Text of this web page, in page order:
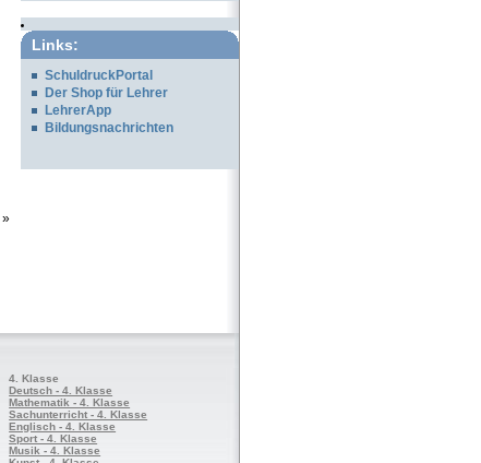
»
Links:
SchuldruckPortal
Der Shop für Lehrer
LehrerApp
Bildungsnachrichten
4. Klasse
Deutsch - 4. Klasse
Mathematik - 4. Klasse
Sachunterricht - 4. Klasse
Englisch - 4. Klasse
Sport - 4. Klasse
Musik - 4. Klasse